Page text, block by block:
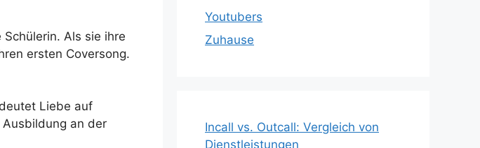
Als sie ihre
ersten Coversong.
Liebe auf
an der
Youtubers
Zuhause
Incall vs. Outcall: Vergleich von
Dienstleistungen